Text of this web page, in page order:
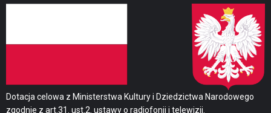
Dotacja celowa z Ministerstwa Kultury i Dziedzictwa Narodowego
zgodnie z art.31. ust.2. ustawy o radiofonii i telewizji.